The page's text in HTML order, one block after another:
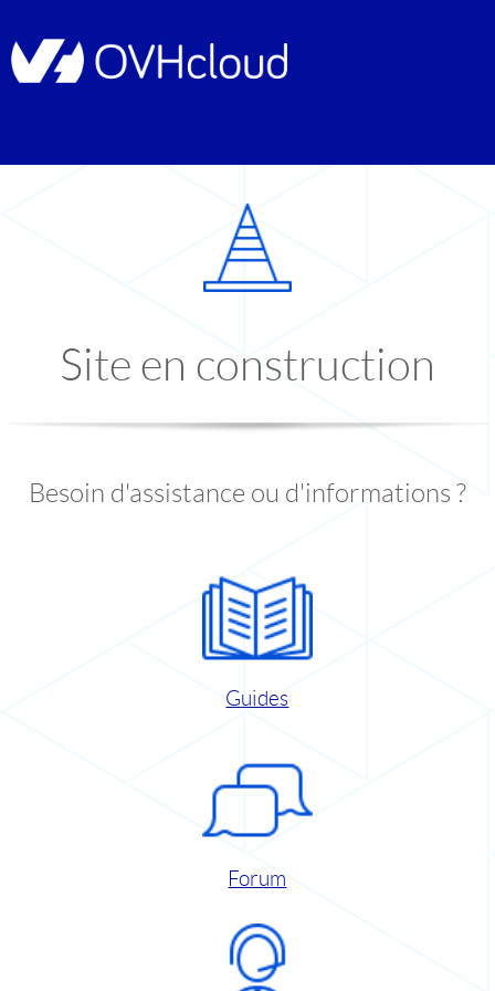
Site en construction
Besoin d'assistance ou d'informations ?
Guides
Forum